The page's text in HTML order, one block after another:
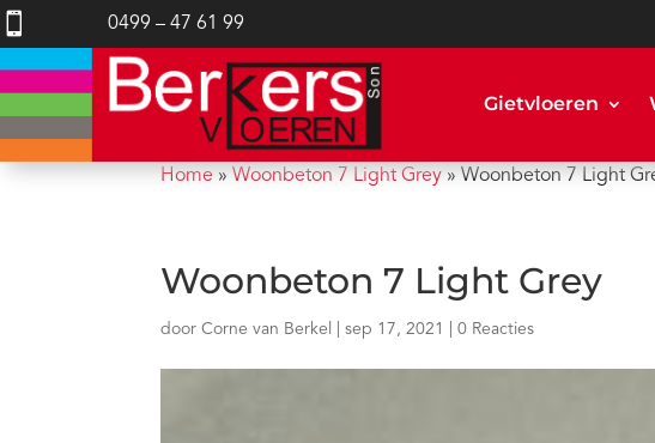
 0499 – 47 61 99
Gietvloeren
Home »Woonbeton 7 Light Grey »Woonbeton 7 Light
Woonbeton 7 Light Grey
doorCorne van Berkel |sep 17, 2021 |0 Reacties